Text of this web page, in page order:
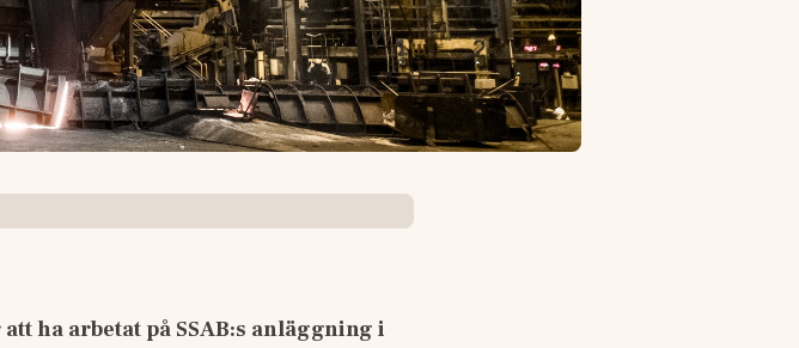
ha arbetat på SSAB:s anläggning i